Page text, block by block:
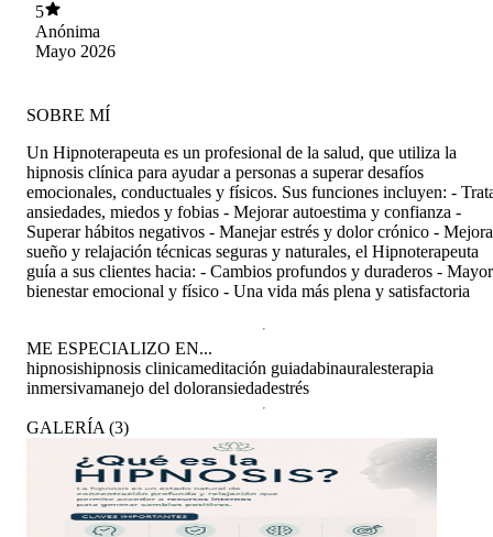
5
Anónima
Mayo 2026
SOBRE MÍ
Un Hipnoterapeuta es un profesional de la salud, que utiliza la
hipnosis clínica para ayudar a personas a superar desafíos
emocionales, conductuales y físicos. Sus funciones incluyen: -
ansiedades, miedos y fobias - Mejorar autoestima y confianza -
Superar hábitos negativos - Manejar estrés y dolor crónico -
sueño y relajación técnicas seguras y naturales, el Hipnoterapeuta
guía a sus clientes hacia: - Cambios profundos y duraderos - Mayor
bienestar emocional y físico - Una vida más plena y satisfactoria
ME ESPECIALIZO EN...
hipnosishipnosis clinicameditación guiadabinauralesterapia
inmersivamanejo del doloransiedadestrés
GALERÍA (3)